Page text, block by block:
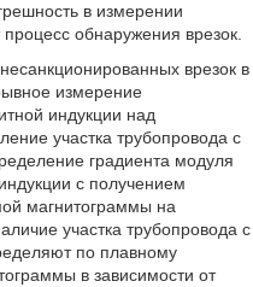
в измерении
обнаружения врезок.
врезок в
измерение
индукции над
участка трубопровода с
градиента модуля
с получением
магнитограммы на
участка трубопровода с
по плавному
в зависимости от